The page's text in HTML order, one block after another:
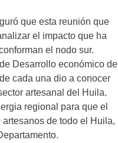
que esta reunión que
el impacto que ha
el nodo sur.
Desarrollo económico de
cada una dio a conocer
artesanal del Huila.
regional para que el
de todo el Huila,